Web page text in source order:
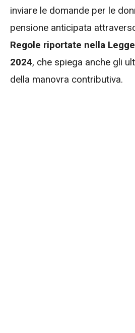
inviare le domande per le
pensione anticipata
Regole riportate nella
2024, che spiega anche gli
della manovra contributiva.